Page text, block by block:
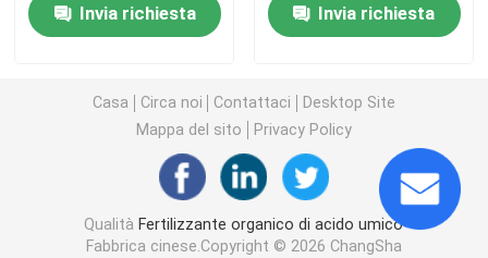
Acido umico del sodio
Polvere composta dell'aminoacido
Fertilizzante di acido umico
Acido fulvico del potassio
Invia richiesta
Invia richiesta
Casa Circa noi Contattaci
Desktop Site
Mappa del sito
Privacy Policy
Qualità Fertilizzante organico di acido umico
Fabbrica cinese.Copyright © 2026 ChangSha